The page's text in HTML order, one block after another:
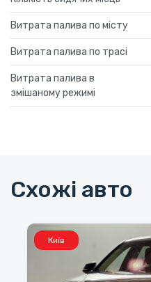
Витрата палива по місту
Витрата палива по трасі
Витрата палива в
змішаному режимі
Схожі авто
Київ